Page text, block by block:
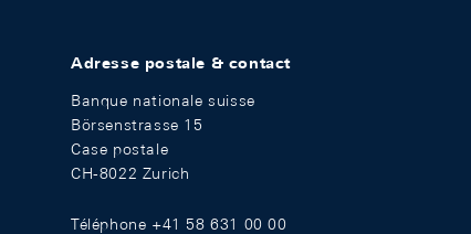
Adresse postale & contact
Banque nationale suisse
Börsenstrasse 15
Case postale
CH-8022 Zurich
Téléphone +41 58 631 00 00